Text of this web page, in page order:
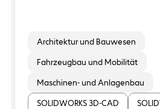
Architektur und Bauwesen
Fahrzeugbau und Mobilität
Maschinen- und Anlagenbau
SOLIDWORKS 3D-CAD